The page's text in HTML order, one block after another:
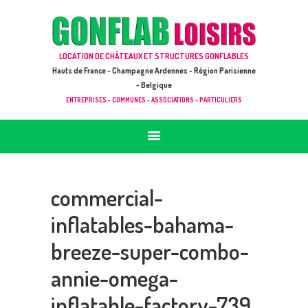
LOCATION DE CHÂTEAUX ET STRUCTURES GONFLABLES
Hauts de France - Champagne Ardennes - Région Parisienne
- Belgique
ENTREPRISES - COMMUNES - ASSOCIATIONS - PARTICULIERS
GONFLAB LOISIRS
ACCUEIL
JEUX À LOUER & PRESTATIONS
CATALOGUE / TARIF
DEMANDE DE DEVIS (SOUS 24H)
commercial-
inflatables-bahama-
breeze-super-combo-
annie-omega-